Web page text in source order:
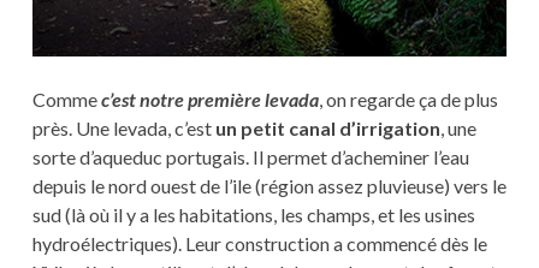
Commec’est notre première levada, on regarde ça de plus
près. Une levada, c’est un petit canal d’irrigation, une
sorte d’aqueduc portugais. Il permet d’acheminer l’eau
depuis le nord ouest de l’ile (région assez pluvieuse) vers le
sud (là où il y a les habitations, les champs, et les usines
hydroélectriques). Leur construction a commencé dès le